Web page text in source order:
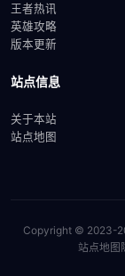
王者热讯
英雄攻略
版本更新
站点信息
关于本站
站点地图
Copyright © 2023-
站点地图